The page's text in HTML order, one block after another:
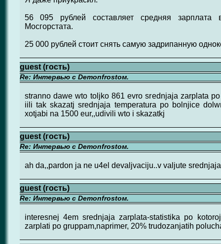
56 095 рублей составляет средняя
Мосгорстата.
25 000 рублей стоит снять самую задрипанную
guest (гость)
Re: Интервью с Demonfrostом.
stranno dawe wto toljko 861 evro srednjaja zarplata
iili tak skazatj srednjaja temperatura po bolnjice
xotjabi na 1500 eur,,udivili wto i skazatkj
guest (гость)
Re: Интервью с Demonfrostом.
ah da,,pardon ja ne u4el devaljvaciju..v valjute
guest (гость)
Re: Интервью с Demonfrostом.
interesnej 4em srednjaja zarplata-statistika po
zarplati po gruppam,naprimer, 20% trudozanjatih